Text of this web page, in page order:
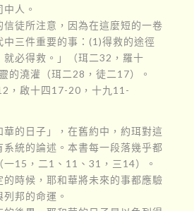
人。
徒所注意，因為在這麼短的一卷
中三件重要的事：(1)得救的途徑
就必得救。」（珥二32，羅十
的澆灌（珥二28，徒二17）。
，啟十四17-20，十九11-
的日子」，在舊約中，約珥對這
統的論述。本書每一段落幾乎都
一15，二1、11、31，三14）。
時候，耶和華將未來的事都應驗
邦的命運。